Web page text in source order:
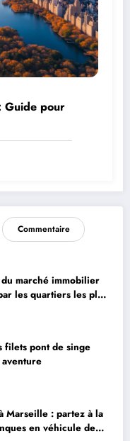
Guide pour
Commentaire
marché immobilier
les quartiers les plus
filets pont de singe
Marseille : partez à la
en véhicule de